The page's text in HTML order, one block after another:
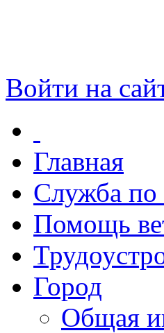
Войти на
Главная
Служба по
Помощь
Город
Общая